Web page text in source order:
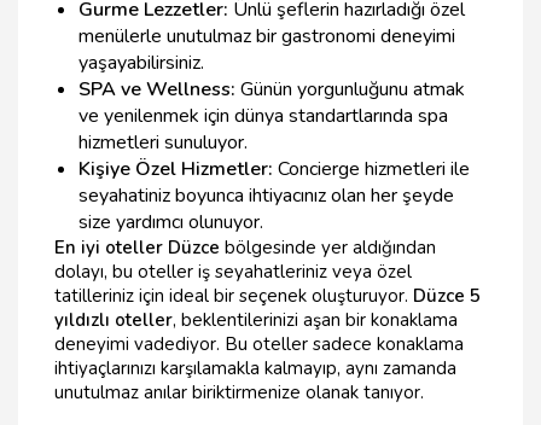
Gurme Lezzetler: Ünlü şeflerin hazırladığı özel
menülerle unutulmaz bir gastronomi deneyimi
yaşayabilirsiniz.
SPA ve Wellness: Günün yorgunluğunu atmak
ve yenilenmek için dünya standartlarında spa
hizmetleri sunuluyor.
Kişiye Özel Hizmetler: Concierge hizmetleri ile
seyahatiniz boyunca ihtiyacınız olan her şeyde
size yardımcı olunuyor.
En iyi oteller Düzce bölgesinde yer aldığından
dolayı, bu oteller iş seyahatleriniz veya özel
tatilleriniz için ideal bir seçenek oluşturuyor. Düzce 5
yıldızlı oteller, beklentilerinizi aşan bir konaklama
deneyimi vadediyor. Bu oteller sadece konaklama
ihtiyaçlarınızı karşılamakla kalmayıp, aynı zamanda
unutulmaz anılar biriktirmenize olanak tanıyor.